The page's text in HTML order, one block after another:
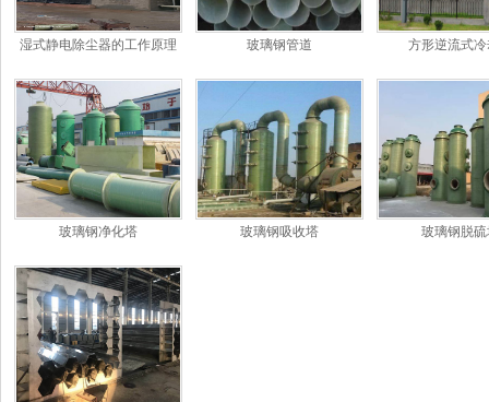
湿式静电除尘器的工作原理
玻璃钢管道 方形逆流式
玻璃钢净化塔 玻璃钢吸收塔 玻璃钢脱